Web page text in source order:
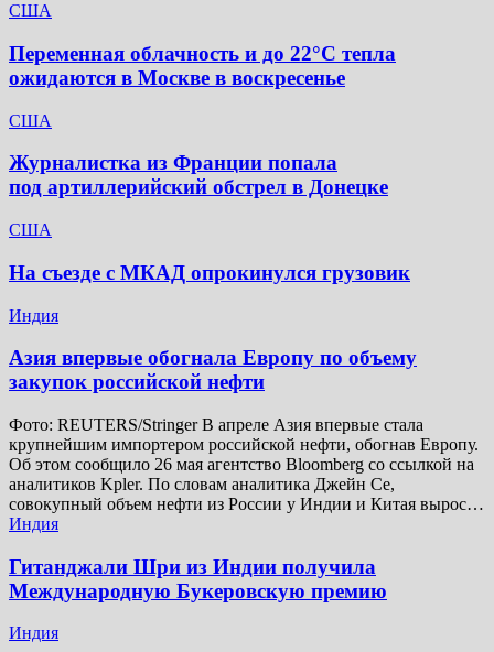
США
Переменная облачность и до 22°C тепла
ожидаются в Москве в воскресенье
США
Журналистка из Франции попала
под артиллерийский обстрел в Донецке
США
На съезде с МКАД опрокинулся грузовик
Индия
Азия впервые обогнала Европу по объему
закупок российской нефти
Фото: REUTERS/Stringer В апреле Азия впервые стала
крупнейшим импортером российской нефти, обогнав Европу.
Об этом сообщило 26 мая агентство Bloomberg со ссылкой на
аналитиков Kpler. По словам аналитика Джейн Се,
совокупный объем нефти из России у Индии и Китая вырос…
Индия
Гитанджали Шри из Индии получила
Международную Букеровскую премию
Индия